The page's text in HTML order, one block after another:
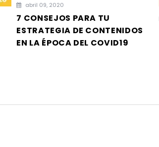
abril 09, 2020
7 CONSEJOS PARA TU
ESTRATEGIA DE CONTENIDOS
EN LA ÉPOCA DEL COVID19